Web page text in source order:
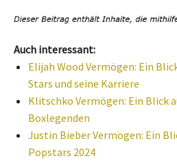
Auch interessant:
Elijah Wood Vermögen: Ein
Stars und seine Karriere
Klitschko Vermögen: Ein Blick
Boxlegenden
Justin Bieber Vermögen: Ein
Popstars 2024